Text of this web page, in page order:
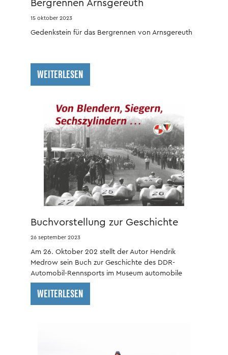
Bergrennen Arnsgereuth
15 oktober 2023
Gedenkstein für das Bergrennen von Arnsgereuth
WEITERLESEN
Buchvorstellung zur Geschichte
des DDR-Automobil-Rennsports
26 september 2023
Am 26. Oktober 202 stellt der Autor Hendrik
Medrow sein Buch zur Geschichte des DDR-
Automobil-Rennsports im Museum automobile
welt eisenach vor.
WEITERLESEN